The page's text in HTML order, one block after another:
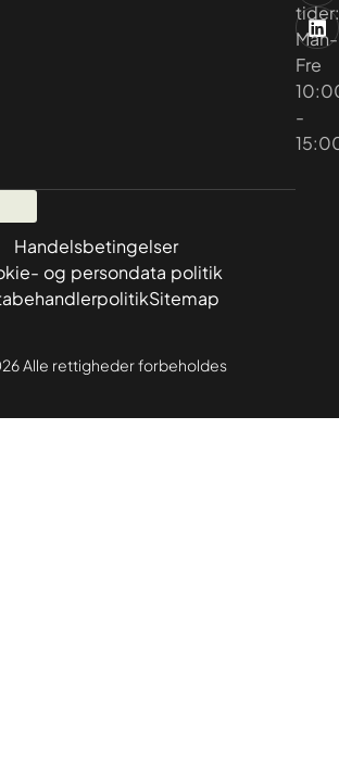
tider:
Man-
Fre
-
Alle rettigheder forbeholdes
Handelsbetingelser
og persondata politik
Sitemap